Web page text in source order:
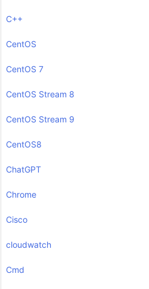
C++
CentOS
CentOS 7
CentOS Stream 8
CentOS Stream 9
CentOS8
ChatGPT
Chrome
Cisco
cloudwatch
Cmd